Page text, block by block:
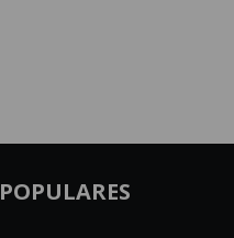
POPULARES